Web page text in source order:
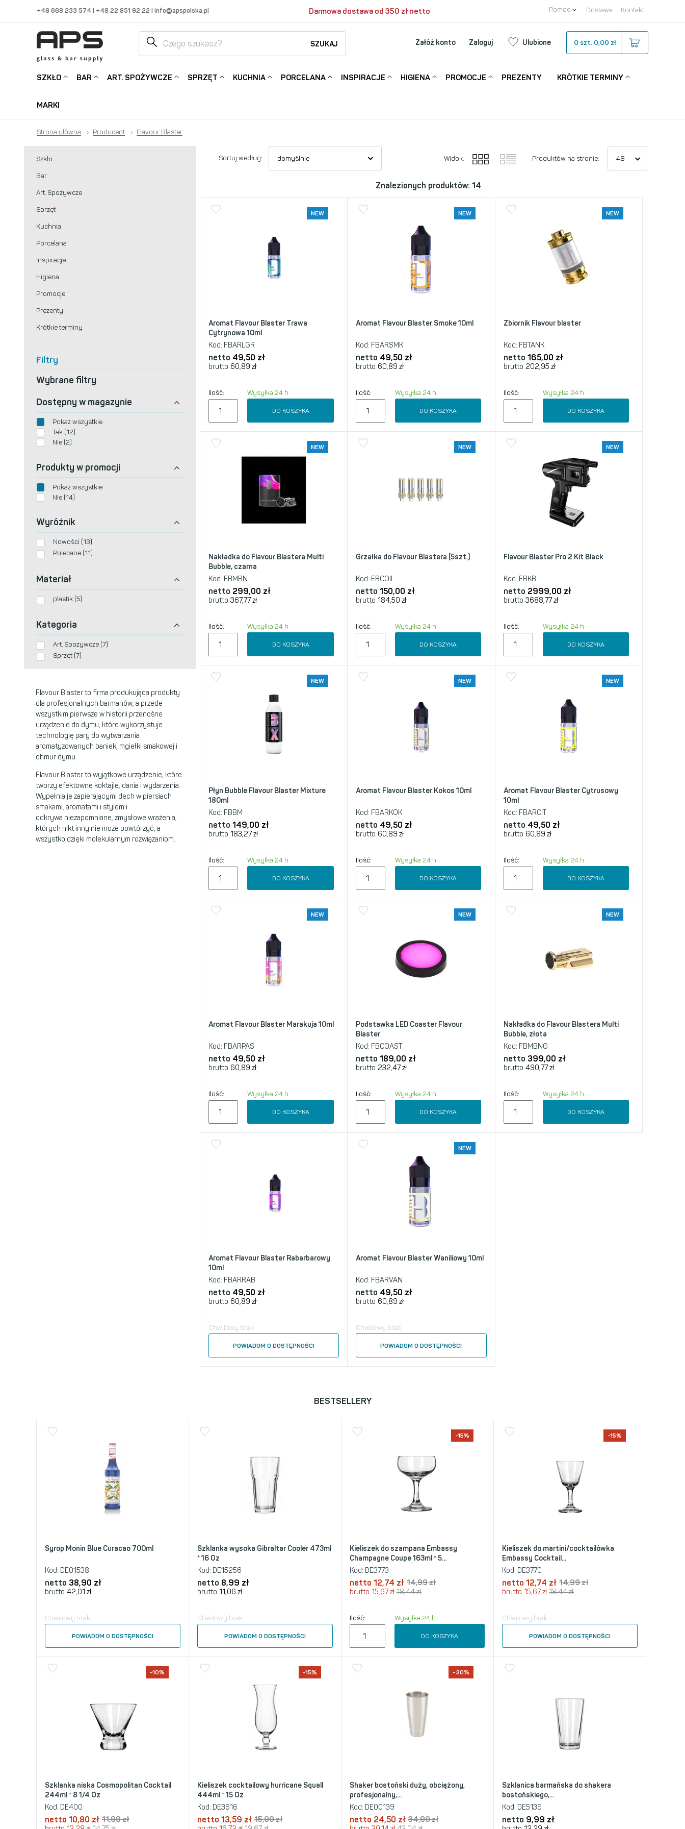
+48 668 233 574 | +48 22 851 92 22 | info@apspolska.pl Darmowa dostawa od 350 zł netto Pomoc Dostawa Kontakt
SZUKAJ Załóż konto Zaloguj Ulubione 0 szt. 0,00 zł
SZKŁO BAR ART. SPOŻYWCZE SPRZĘT KUCHNIA PORCELANA INSPIRACJE HIGIENA PROMOCJE PREZENTY KRÓTKIE TERMINY
MARKI
Strona główna › Producent › Flavour Blaster
Szkło
Bar
Art. Spożywcze
Sprzęt
Kuchnia
Porcelana
Inspiracje
Higiena
Promocje
Prezenty
Krótkie terminy
Filtry
Wybrane filtry
Dostępny w magazynie
Pokaż wszystkie
Tak (12)
Nie (2)
Produkty w promocji
Pokaż wszystkie
Nie (14)
Wyróżnik
Nowości (13)
Polecane (11)
Materiał
plastik (5)
Kategoria
Art. Spożywcze (7)
Sprzęt (7)
Flavour Blaster to firma produkująca produkty
dla profesjonalnych barmanów, a przede
wszystkim pierwsze w historii przenośne
urządzenie do dymu, które wykorzystuje
technologię pary do wytwarzania
aromatyzowanych baniek, mgiełki smakowej i
chmur dymu.
Flavour Blaster to wyjątkowe urządzenie, które
tworzy efektowne koktajle, dania i wydarzenia.
Wypełnia je zapierającymi dech w piersiach
smakami, aromatami i stylem i
odkrywa niezapomniane, zmysłowe wrażenia,
których nikt inny nie może powtórzyć, a
wszystko dzięki molekularnym rozwiązaniom.
Sortuj według: Widok: Produktów na stronie:
Znalezionych produktów: 14
NEW
Aromat Flavour Blaster Trawa
Cytrynowa 10ml
Kod: FBARLGR
netto 49,50 zł
brutto 60,89 zł
Ilość: Wysyłka 24 h
DO KOSZYKA
NEW
Aromat Flavour Blaster Smoke 10ml
Kod: FBARSMK
netto 49,50 zł
brutto 60,89zł
Ilość: Wysyłka 24 h
DO KOSZYKA
NEW
Zbiornik Flavour blaster
Kod: FBTANK
netto 165,00 zł
brutto 202,95 zł
Ilość: Wysyłka 24 h
DO KOSZYKA
NEW
Nakładka do Flavour Blastera Multi
Bubble, czarna
Kod: FBMBN
netto 299,00 zł
brutto 367,77zł
Ilość: Wysyłka 24 h
DO KOSZYKA
NEW
Grzałka do Flavour Blastera (5szt.)
Kod: FBCOIL
netto 150,00 zł
brutto 184,50zł
Ilość: Wysyłka 24 h
DO KOSZYKA
NEW
Flavour Blaster Pro 2 Kit Black
Kod: FBKB
netto 2999,00 zł
brutto 3688,77zł
Ilość: Wysyłka 24 h
DO KOSZYKA
NEW
Płyn Bubble Flavour Blaster Mixture
180ml
Kod: FBBM
netto 149,00 zł
brutto 183,27zł
Ilość: Wysyłka 24 h
DO KOSZYKA
NEW
Aromat Flavour Blaster Kokos 10ml
Kod: FBARKOK
netto 49,50 zł
brutto 60,89zł
Ilość: Wysyłka 24 h
DO KOSZYKA
NEW
Aromat Flavour Blaster Cytrusowy
10ml
Kod: FBARCIT
netto 49,50 zł
brutto 60,89 zł
Ilość: Wysyłka 24 h
DO KOSZYKA
NEW
Aromat Flavour Blaster Marakuja 10ml
Kod: FBARPAS
netto 49,50 zł
brutto 60,89 zł
Ilość: Wysyłka 24 h
DO KOSZYKA
NEW
Podstawka LED Coaster Flavour
Blaster
Kod: FBCOAST
netto 189,00 zł
brutto 232,47zł
Ilość: Wysyłka 24 h
DO KOSZYKA
NEW
Nakładka do Flavour Blastera Multi
Bubble, złota
Kod: FBMBNG
netto 399,00 zł
brutto 490,77zł
Ilość: Wysyłka 24 h
DO KOSZYKA
Aromat Flavour Blaster Rabarbarowy
10ml
Kod: FBARRAB
netto 49,50 zł
brutto 60,89 zł
Chwilowy brak
POWIADOM O DOSTĘPNOŚCI
NEW
Aromat Flavour Blaster Waniliowy 10ml
Kod: FBARVAN
netto 49,50 zł
brutto 60,89zł
Chwilowy brak
POWIADOM O DOSTĘPNOŚCI
BESTSELLERY
Syrop Monin Blue Curacao 700ml
Kod: DE01538
netto 38,90 zł
brutto 42,01 zł
Chwilowy brak
POWIADOM O DOSTĘPNOŚCI
Szklanka wysoka Gibraltar Cooler 473ml
* 16 Oz
Kod: DE15256
netto 8,99 zł
brutto 11,06 zł
Chwilowy brak
POWIADOM O DOSTĘPNOŚCI
-15%
Kieliszek do szampana Embassy
Champagne Coupe 163ml * 5...
Kod: DE3773
netto 12,74 zł 14,99zł
brutto 15,67zł18,44zł
Ilość: Wysyłka 24 h
DO KOSZYKA
-15%
Kieliszek do martini/cocktailówka
Embassy Cocktail...
Kod: DE3770
netto 12,74 zł 14,99zł
brutto 15,67zł18,44zł
Chwilowy brak
POWIADOM O DOSTĘPNOŚCI
-10%
Szklanka niska Cosmopolitan Cocktail
244ml * 8 1/4 Oz
Kod: DE400
netto 10,80 zł 11,99zł
-15%
Kieliszek cocktailowy hurricane Squall
444ml * 15 Oz
Kod: DE3616
netto 13,59 zł 15,99zł
-30%
Shaker bostoński duży, obciążony,
profesjonalny,...
Kod: DE00139
netto 24,50 zł 34,99zł
Szklanica barmańska do shakera
bostońskiego,...
Kod: DE5139
netto 9,99 zł